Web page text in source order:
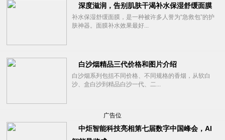
深度滋润，告别肌肤干渴补水保湿舒缓面膜
补水保湿舒缓面膜，是一种被许多人誉为“急救包”的护
肤神器。面膜补水效果最好...
白沙烟精品三代价格和图片介绍
白沙烟系列包括不同价格、不同规格的香烟，从软白
沙、盒白沙到精品白沙一代、二...
广告位
中炬智能科技亮相第七届数字中国峰会，AI